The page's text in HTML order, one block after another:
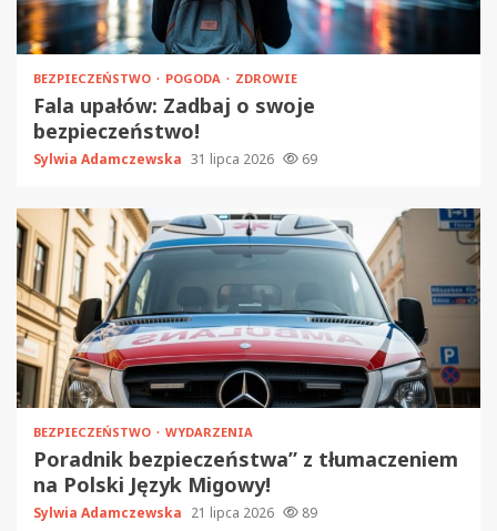
BEZPIECZEŃSTWO POGODA ZDROWIE
Fala upałów: Zadbaj o swoje
bezpieczeństwo!
Sylwia Adamczewska 31 lipca 2026 69
BEZPIECZEŃSTWO WYDARZENIA
Poradnik bezpieczeństwa” z tłumaczeniem
na Polski Język Migowy!
Sylwia Adamczewska 21 lipca 2026 89